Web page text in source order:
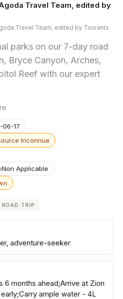
Travel Team, edited by
Travel Team, edited by Tourants
parks on our 7-day road
Bryce Canyon, Arches,
Reef with our expert
06-17
Inconnue
Non Applicable
ROAD TRIP
adventure-seeker
6 months ahead;Arrive at Zion
ample water - 4L